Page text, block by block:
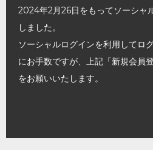
2024年2月26日をもってソーシャ
しました。
ソーシャルログインを利用してロ
にお手数ですが、上記「新規会員
をお願いいたします。